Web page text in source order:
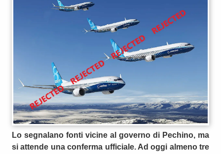
Lo segnalano fonti vicine al governo di Pechino, ma
si attende una conferma ufficiale. Ad oggi almeno tre